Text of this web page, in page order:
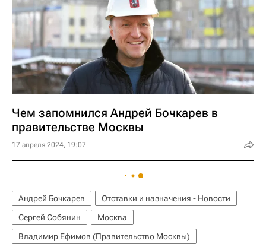
Чем запомнился Андрей Бочкарев в
правительстве Москвы
17 апреля 2024, 19:07
Андрей Бочкарев
Отставки и назначения - Новости
Сергей Собянин
Москва
Владимир Ефимов (Правительство Москвы)